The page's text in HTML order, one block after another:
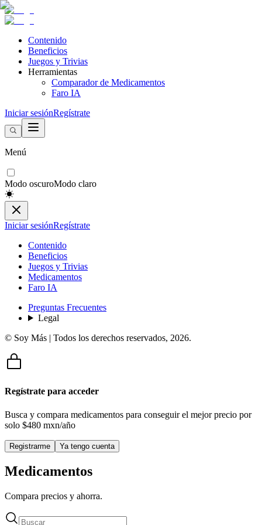
Contenido
Beneficios
Juegos y Trivias
Herramientas
Comparador de Medicamentos
Faro IA
Iniciar sesiónRegístrate
Menú
Modo oscuroModo claro
Iniciar sesiónRegístrate
Contenido
Beneficios
Juegos y Trivias
Medicamentos
Faro IA
Preguntas Frecuentes
Legal
© Soy Más | Todos los derechos reservados, 2026.
Regístrate para acceder
Busca y compara medicamentos para conseguir el mejor precio por
solo $480 mxn/año
Registrarme Ya tengo cuenta
Medicamentos
Compara precios y ahorra.